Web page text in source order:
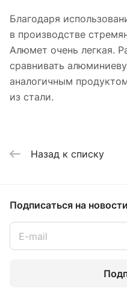
Благодаря
в производстве
Алюмет очень легкая.
сравнивать
аналогичным
из стали.
Назад к списку
Подписаться на